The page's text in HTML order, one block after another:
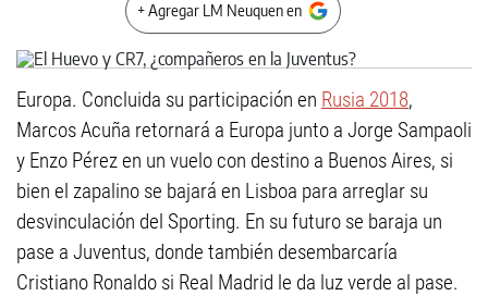
+ Agregar LM Neuquen en
Europa. Concluida su participación en Rusia 2018,
Marcos Acuña retornará a Europa junto a Jorge Sampaoli
y Enzo Pérez en un vuelo con destino a Buenos Aires, si
bien el zapalino se bajará en Lisboa para arreglar su
desvinculación del Sporting. En su futuro se baraja un
pase a Juventus, donde también desembarcaría
Cristiano Ronaldo si Real Madrid le da luz verde al pase.